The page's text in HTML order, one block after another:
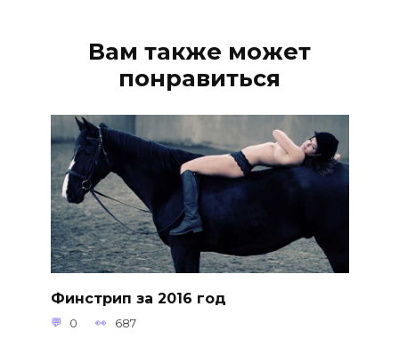
Вам также может
понравиться
Финстрип за 2016 год
0 687